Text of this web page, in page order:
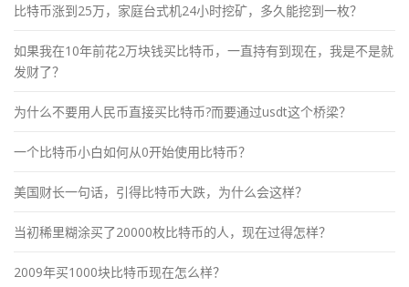
比特币涨到25万，家庭台式机24小时挖矿，多久能挖到一枚？
如果我在10年前花2万块钱买比特币，一直持有到现在，我是不是就
发财了？
为什么不要用人民币直接买比特币?而要通过usdt这个桥梁？
一个比特币小白如何从0开始使用比特币？
美国财长一句话，引得比特币大跌，为什么会这样？
当初稀里糊涂买了20000枚比特币的人，现在过得怎样？
2009年买1000块比特币现在怎么样？